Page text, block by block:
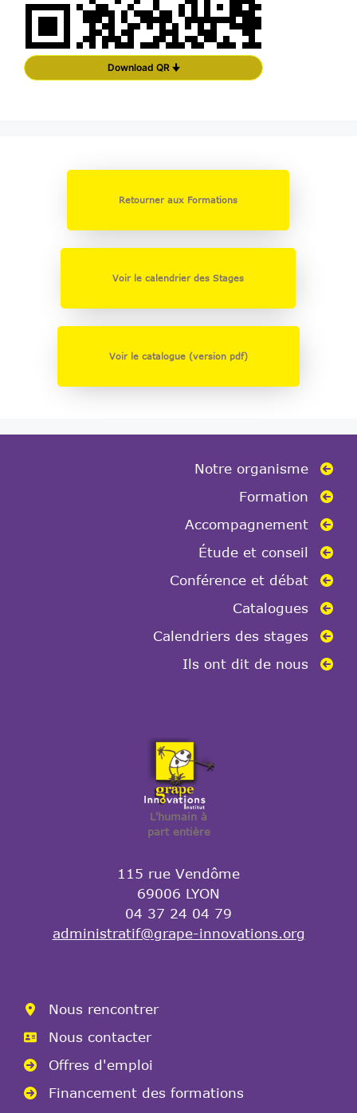
Download QR 🠋
Retourner aux Formations
Voir le calendrier des Stages
Voir le catalogue (version pdf)
Notre organisme
Formation
Accompagnement
Étude et conseil
Conférence et débat
Catalogues
Calendriers des stages
Ils ont dit de nous
L'humain à
part entière
115 rue Vendôme
69006 LYON
04 37 24 04 79
administratif@grape-innovations.org
Nous rencontrer
Nous contacter
Offres d'emploi
Financement des formations